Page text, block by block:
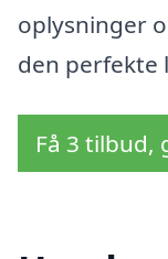
oplysninger
den perfekte
Få 3